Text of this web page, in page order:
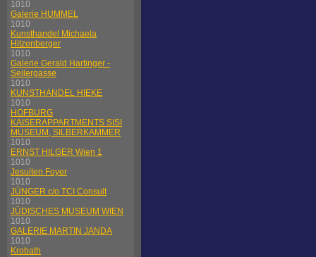
1010
Galerie HUMMEL
1010
Kunsthandel Michaela
Hitzenberger
1010
Galerie Gerald Hartinger -
Seilergasse
1010
KUNSTHANDEL HIEKE
1010
HOFBURG
KAISERAPPARTMENTS SISI
MUSEUM, SILBERKAMMER
1010
ERNST HILGER Wien 1
1010
Jesuiten Foyer
1010
JÜNGER c/o TCI Consult
1010
JÜDISCHES MUSEUM WIEN
1010
GALERIE MARTIN JANDA
1010
Krobath